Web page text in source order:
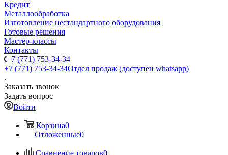
Кредит
Металлообработка
Изготовление нестандартного оборудования
Готовые решения
Мастер-классы
Контакты
+7 (771) 753-34-34
+7 (771) 753-34-34Отдел продаж (доступен whatsapp)
Заказать звонок
Задать вопрос
Войти
Корзина0
Отложенные0
Сравнение товаров0